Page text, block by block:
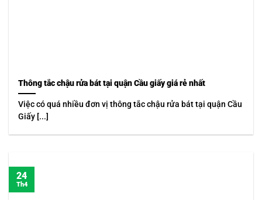
Thông tắc chậu rửa bát tại quận Cầu giấy giá rẻ nhất
Việc có quá nhiều đơn vị thông tắc chậu rửa bát tại quận Cầu
Giấy [...]
24
Th4